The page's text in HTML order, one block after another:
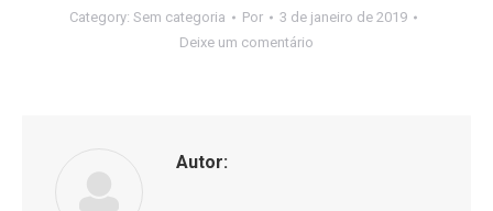
Category: Sem categoria Por
3 de janeiro de 2019
Deixe um comentário
Autor: